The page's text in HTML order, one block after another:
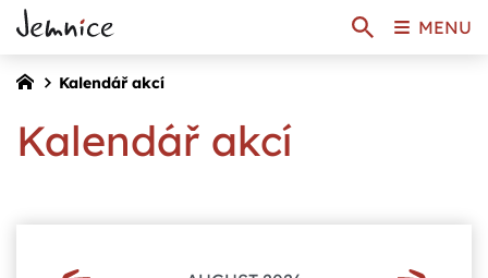
Kalendář akcí
Kalendář akcí
MENU